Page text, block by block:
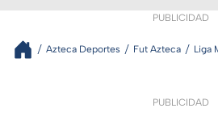
PUBLICIDAD
Azteca Deportes Fut Azteca Liga
PUBLICIDAD